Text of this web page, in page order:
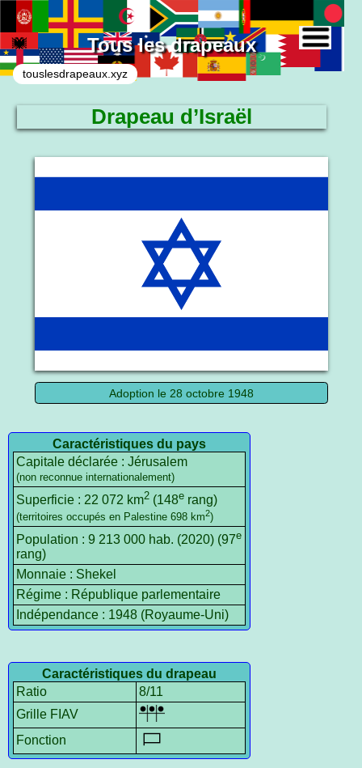
Tous les drapeaux
touslesdrapeaux.xyz
Drapeau d’Israël
Le drapeau national
Adoption le 28 octobre 1948
Caractéristiques du pays
Capitale déclarée : Jérusalem
(non reconnue internationalement)
Superficie : 22 072 km2 (148e rang)
(territoires occupés en Palestine 698 km2)
Population : 9 213 000 hab. (2020) (97e
rang)
Monnaie : Shekel
Régime : République parlementaire
Indépendance : 1948 (Royaume-Uni)
Caractéristiques du drapeau
Ratio
8/11
Grille FIAV
Fonction